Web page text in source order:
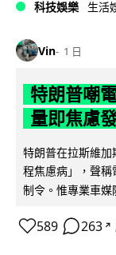
科技娛樂 生活
Vin 1 日
特朗普嘲
量即焦慮
特朗普在拉斯維
程焦慮病」，聲
制令。惟專業車媒
589 263 ↗